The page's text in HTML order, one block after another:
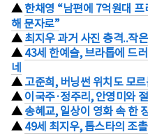
▲한채영 “남편에 7억원대
해 문자로”
▲ 최지우 과거 사진 충격..작
▲ 43세 한예슬, 브라톱에 드
네
▲ 고준희, 버닝썬 위치도 모
▲ 이국주·정주리, 안영미와
▲ 송혜교, 일상이 영화 속 한
▲ 49세 최지우, 톱스타의 조